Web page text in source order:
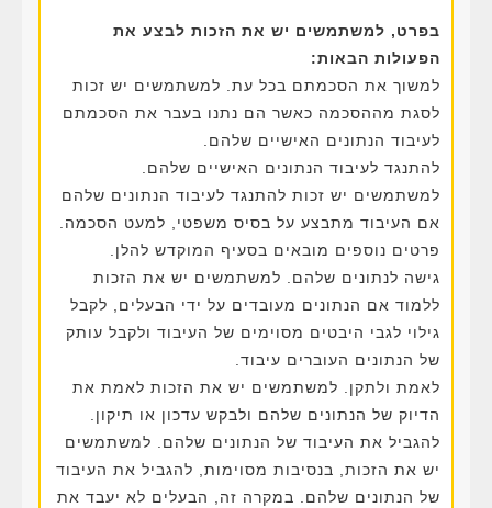
בפרט, למשתמשים יש את הזכות לבצע את
הפעולות הבאות:
למשוך את הסכמתם בכל עת. למשתמשים יש זכות
לסגת מההסכמה כאשר הם נתנו בעבר את הסכמתם
לעיבוד הנתונים האישיים שלהם.
להתנגד לעיבוד הנתונים האישיים שלהם.
למשתמשים יש זכות להתנגד לעיבוד הנתונים שלהם
אם העיבוד מתבצע על בסיס משפטי, למעט הסכמה.
פרטים נוספים מובאים בסעיף המוקדש להלן.
גישה לנתונים שלהם. למשתמשים יש את הזכות
ללמוד אם הנתונים מעובדים על ידי הבעלים, לקבל
גילוי לגבי היבטים מסוימים של העיבוד ולקבל עותק
של הנתונים העוברים עיבוד.
לאמת ולתקן. למשתמשים יש את הזכות לאמת את
הדיוק של הנתונים שלהם ולבקש עדכון או תיקון.
להגביל את העיבוד של הנתונים שלהם. למשתמשים
יש את הזכות, בנסיבות מסוימות, להגביל את העיבוד
של הנתונים שלהם. במקרה זה, הבעלים לא יעבד את